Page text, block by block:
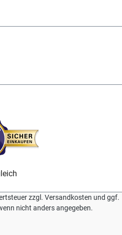
zzgl. Versandkosten und ggf.
nicht anders angegeben.